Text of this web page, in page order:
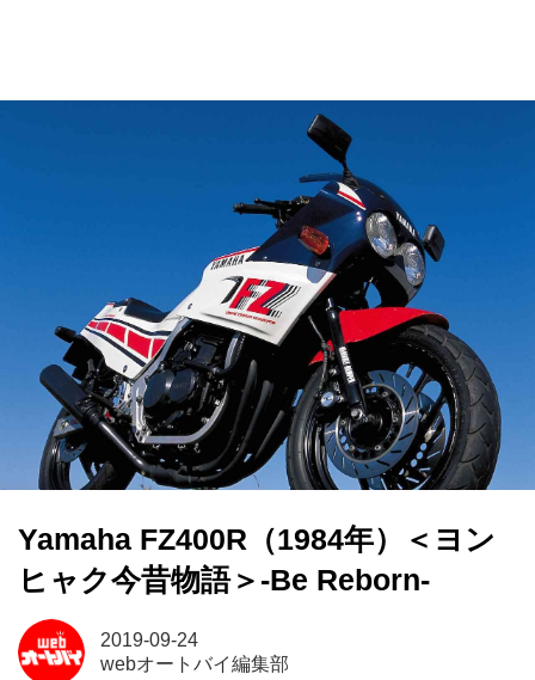
Yamaha FZ400R（1984年）＜ヨン
ヒャク今昔物語＞-Be Reborn-
2019-09-24
webオートバイ編集部